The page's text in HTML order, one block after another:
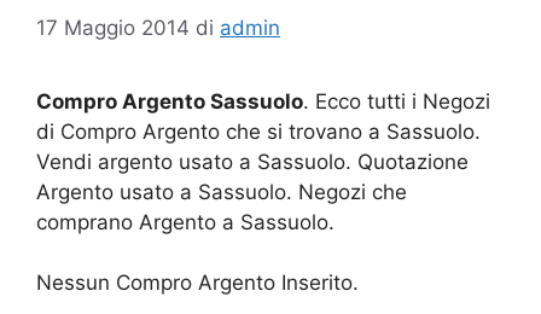
17 Maggio 2014 di admin
Compro Argento Sassuolo. Ecco tutti i Negozi
di Compro Argento che si trovano a Sassuolo.
Vendi argento usato a Sassuolo. Quotazione
Argento usato a Sassuolo. Negozi che
comprano Argento a Sassuolo.
Nessun Compro Argento Inserito.